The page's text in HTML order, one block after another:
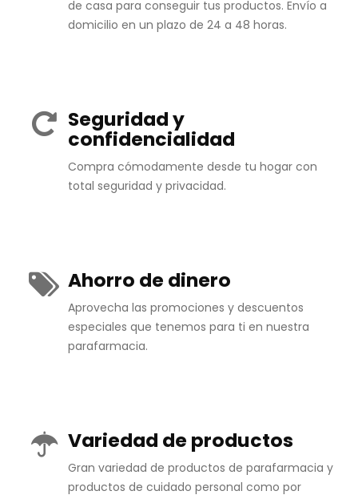
de casa para conseguir tus productos. Envío a
domicilio en un plazo de 24 a 48 horas.
Seguridad y
confidencialidad
Compra cómodamente desde tu hogar con
total seguridad y privacidad.
Ahorro de dinero
Aprovecha las promociones y descuentos
especiales que tenemos para ti en nuestra
parafarmacia.
Variedad de productos
Gran variedad de productos de parafarmacia y
productos de cuidado personal como por